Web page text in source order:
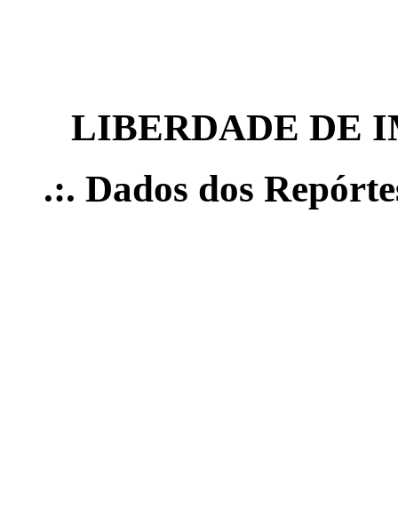
LIBERDADE DE
.:. Dados dos